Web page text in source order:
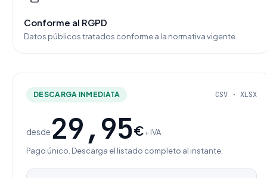
Conforme al RGPD
Datos públicos tratados conforme a la normativa vigente.
DESCARGA INMEDIATA CSV · XLSX
desde 29,95€+ IVA
Pago único. Descarga el listado completo al instante.